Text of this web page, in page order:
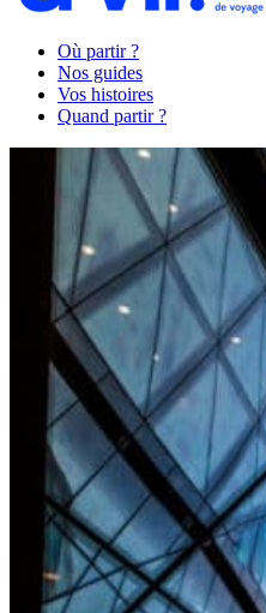
Où partir ?
Nos guides
Vos histoires
Quand partir ?